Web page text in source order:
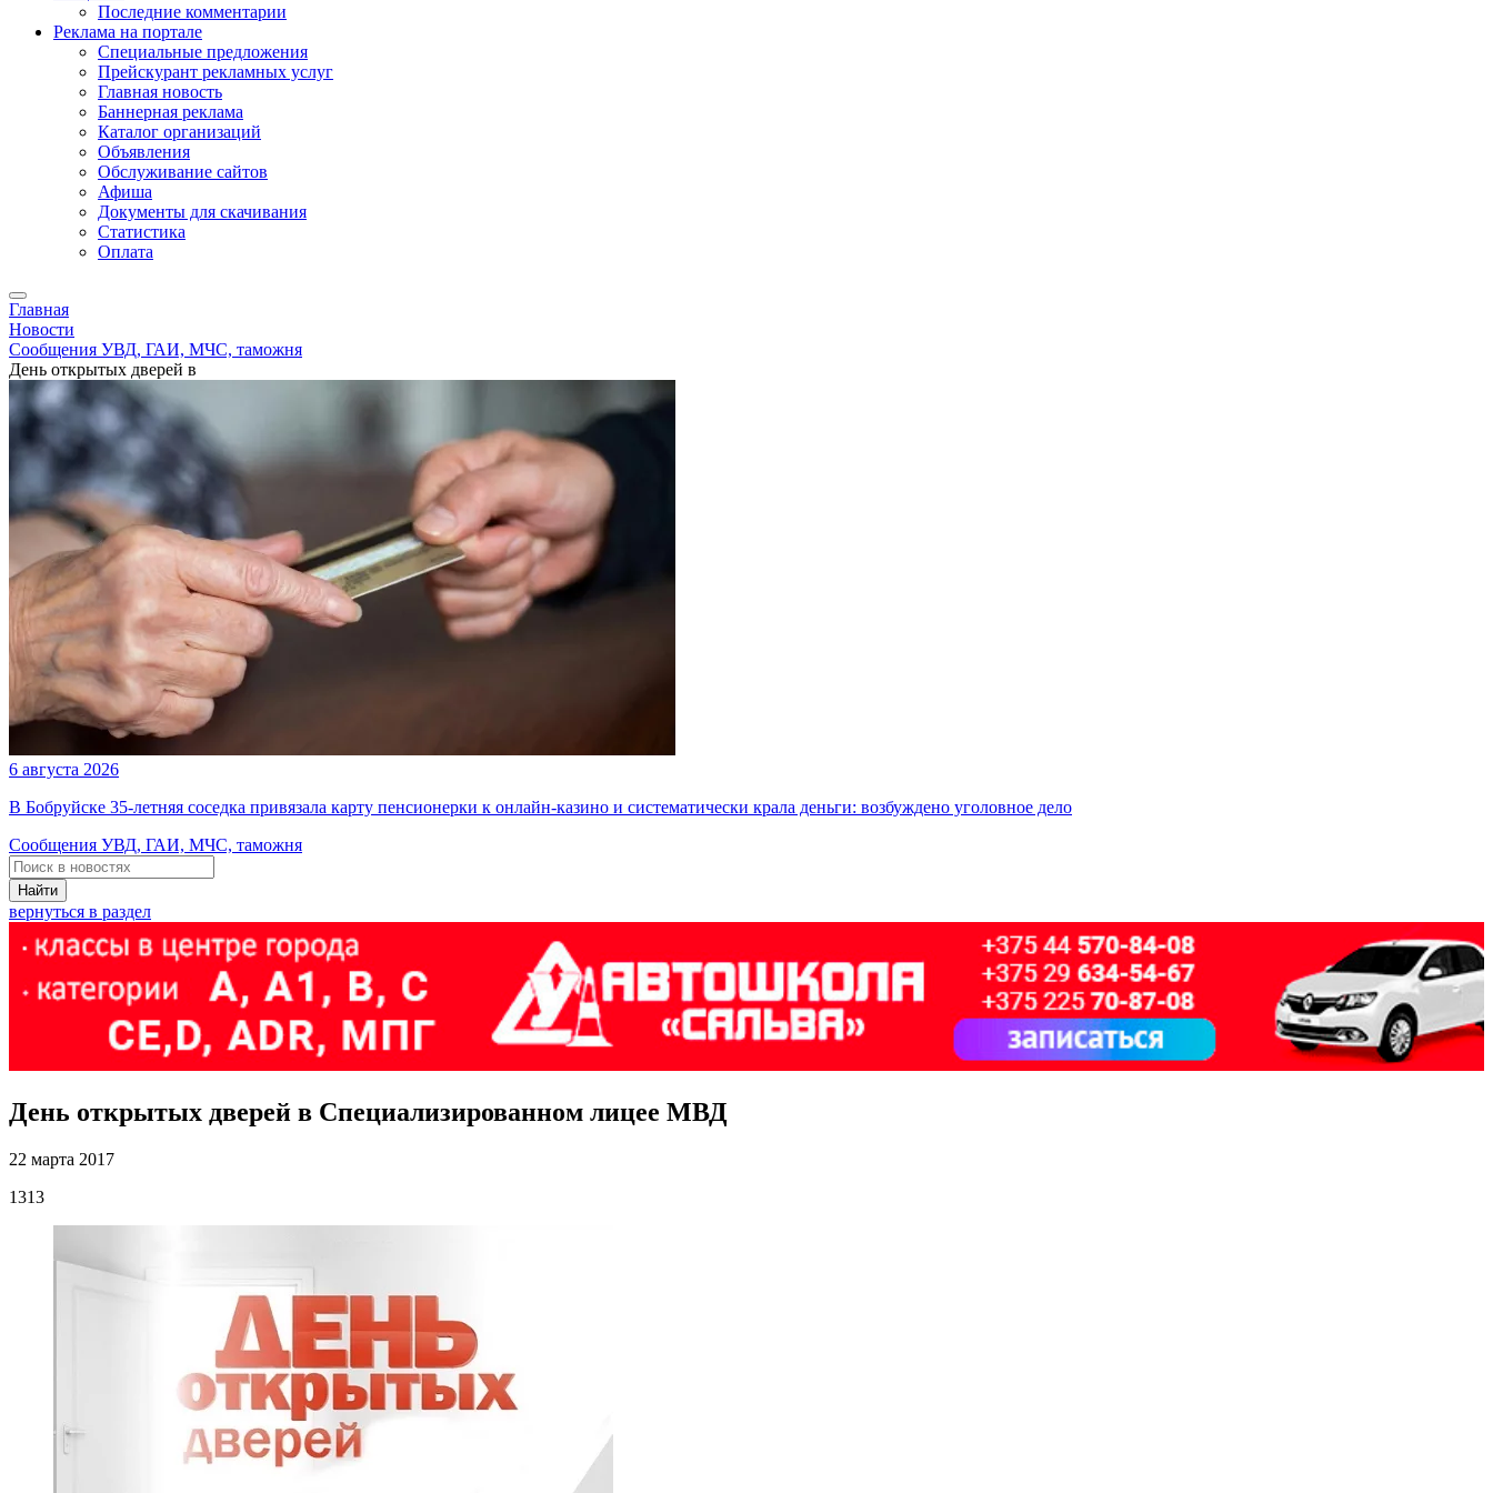
Последние комментарии
Реклама на портале
Специальные предложения
Прейскурант рекламных услуг
Главная новость
Баннерная реклама
Каталог организаций
Объявления
Обслуживание сайтов
Афиша
Документы для скачивания
Статистика
Оплата
Главная
Новости
Сообщения УВД, ГАИ, МЧС, таможня
День открытых дверей в
6 августа 2026
В Бобруйске 35-летняя соседка привязала карту пенсионерки к онлайн-казино и систематически крала деньги: возбуждено уголовное дело
Сообщения УВД, ГАИ, МЧС, таможня
Найти
вернуться в раздел
День открытых дверей в Специализированном лицее МВД
22 марта 2017
1313